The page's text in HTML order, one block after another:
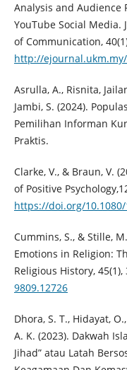
Analysis and Audience
YouTube Social Media.
of Communication,
http://
Asrulla, A., Risnita,
Jambi, S. (2024).
Pemilihan Informan
Praktis.
Clarke, V., & Braun, V.
of Positive
https://doi.org/10.1080/
Cummins, S., & Stille,
Emotions in Religion:
Religious History, 45(1),
9809.12726
Dhora, S. T., Hidayat,
A. K. (2023). Dakwah
Jihad” atau Latah